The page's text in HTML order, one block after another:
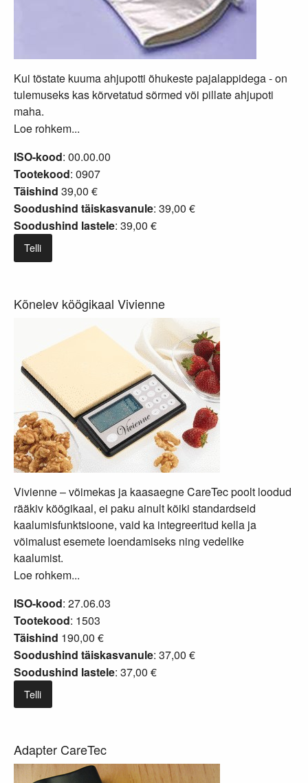
Kui tõstate kuuma ahjupotti õhukeste pajalappidega - on
tulemuseks kas kõrvetatud sõrmed või pillate ahjupoti
maha.
Loe rohkem...
ISO-kood: 00.00.00
Tootekood: 0907
Täishind 39,00 €
Soodushind täiskasvanule: 39,00 €
Soodushind lastele: 39,00 €
Telli
Kõnelev köögikaal Vivienne
Vivienne – võimekas ja kaasaegne CareTec poolt loodud
rääkiv köögikaal, ei paku ainult kõiki standardseid
kaalumisfunktsioone, vaid ka integreeritud kella ja
võimalust esemete loendamiseks ning vedelike
kaalumist.
Loe rohkem...
ISO-kood: 27.06.03
Tootekood: 1503
Täishind 190,00 €
Soodushind täiskasvanule: 37,00 €
Soodushind lastele: 37,00 €
Telli
Adapter CareTec